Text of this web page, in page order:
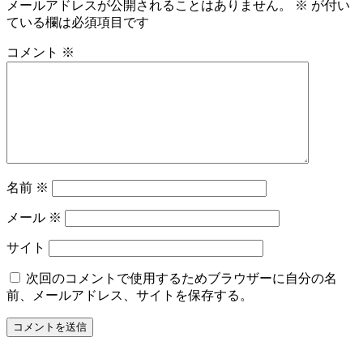
メールアドレスが公開されることはありません。 ※ が付い
ている欄は必須項目です
コメント ※
名前 ※
メール ※
サイト
次回のコメントで使用するためブラウザーに自分の名
前、メールアドレス、サイトを保存する。